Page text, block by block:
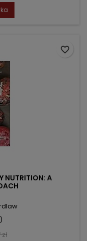
NUTRITION: A
favorite_border